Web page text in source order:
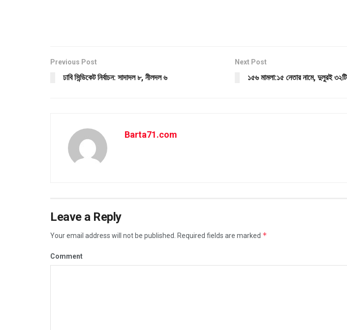
Previous Post
ঢাবি সিন্ডিকেট নির্বাচন: সাদাদল ৮, নীলদল ৬
Next Post
১৫৬ মামলা:১৫ নেতার নামে, দুলুরই ৩২টি
Barta71.com
Leave a Reply
Your email address will not be published. Required fields are marked *
Comment